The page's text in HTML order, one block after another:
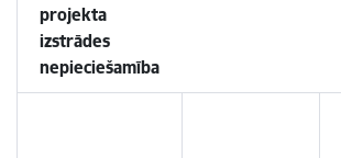
projekta
izstrādes
nepieciešamība